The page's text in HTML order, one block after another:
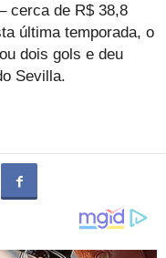
cerca de R$ 38,8
última temporada, o
dois gols e deu
Sevilla.